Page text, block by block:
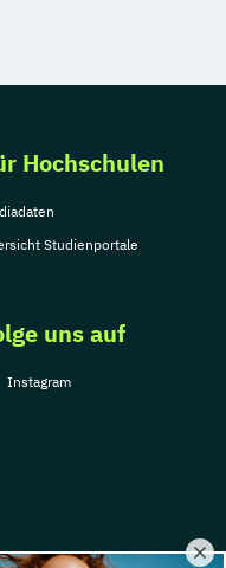
Hochschulen
Studienportale
uns auf
Instagram